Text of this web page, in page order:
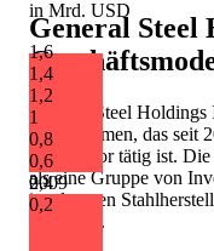
2009
in Mrd. USD
1,6
1,4
1,2
1
0,8
0,6
0,4
0,2
General Steel
General Steel Holdings
Unternehmen, das seit
Stahlsektor tätig ist.
als eine Gruppe von
insolventen
erwarben.